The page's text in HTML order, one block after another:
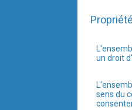
un droit
sens du